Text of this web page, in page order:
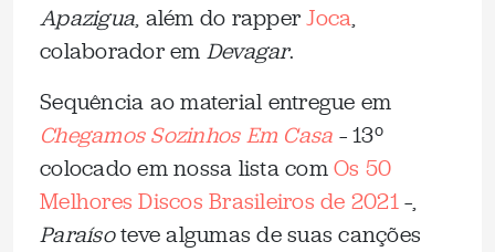
Apazigua, além do rapperJoca,
colaborador em Devagar.
Sequência ao material entregue em
Chegamos Sozinhos Em Casa – 13º
colocado em nossa lista comOs 50
Melhores Discos Brasileiros de 2021–,
Paraísoteve algumas de suas canções